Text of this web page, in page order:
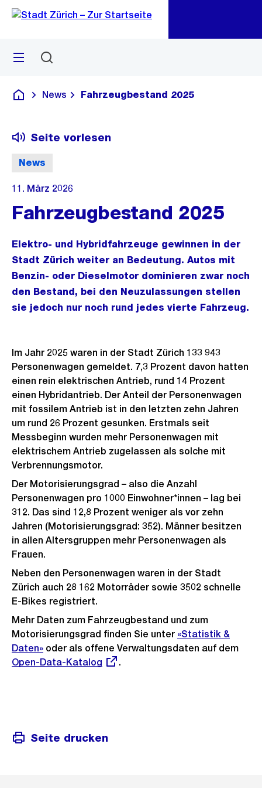
Navigation
Sprunglink
Menü
Deutsch
News Fahrzeugbestand 2025
News
Seite vorlesen
11. März 2026
Fahrzeugbestand 2025
Elektro- und Hybridfahrzeuge gewinnen in der
Stadt Zürich weiter an Bedeutung. Autos mit
Benzin- oder Dieselmotor dominieren zwar noch
den Bestand, bei den Neuzulassungen stellen
sie jedoch nur noch rund jedes vierte Fahrzeug.
Im Jahr 2025 waren in der Stadt Zürich 133 943
Personenwagen gemeldet. 7,3 Prozent davon hatten
einen rein elektrischen Antrieb, rund 14 Prozent
einen Hybridantrieb. Der Anteil der Personenwagen
mit fossilem Antrieb ist in den letzten zehn Jahren
um rund 26 Prozent gesunken. Erstmals seit
Messbeginn wurden mehr Personenwagen mit
elektrischem Antrieb zugelassen als solche mit
Verbrennungsmotor.
Der Motorisierungsgrad – also die Anzahl
Personenwagen pro 1000 Einwohner*innen – lag bei
312. Das sind 12,8 Prozent weniger als vor zehn
Jahren (Motorisierungsgrad: 352). Männer besitzen
in allen Altersgruppen mehr Personenwagen als
Frauen.
Neben den Personenwagen waren in der Stadt
Zürich auch 28 162 Motorräder sowie 3502 schnelle
E-Bikes registriert.
Mehr Daten zum Fahrzeugbestand und zum
Motorisierungsgrad finden Sie unter «Statistik &
Daten» oder als offene Verwaltungsdaten auf dem
Open-Data-Katalog .
Seite drucken